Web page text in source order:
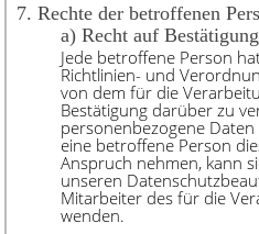
7. Rechte der betroffenen
a) Recht auf Bestätigung
Jede betroffene Person
Richtlinien- und
von dem für die
Bestätigung darüber zu
personenbezogene
eine betroffene Person
Anspruch nehmen, kann
unseren
Mitarbeiter des für die
wenden.